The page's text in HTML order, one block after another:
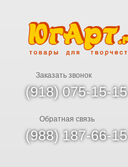
Заказать звонок
(918) 075-15-15
Обратная связь
(988) 187-66-15